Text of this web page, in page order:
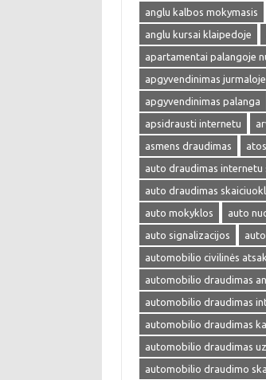
anglu kalbos mokymasis
anglu kursai klaipedoje
apartamentai palangoje
apgyvendinimas jurmaloje
apgyvendinimas palanga
apsidrausti internetu
asmens draudimas
auto draudimas internetu
auto draudimas
auto mokyklos
auto
auto signalizacijos
automobilio civilinės
automobilio draudimas
automobilio draudimas
automobilio draudimas
automobilio draudimas
automobilio draudimo